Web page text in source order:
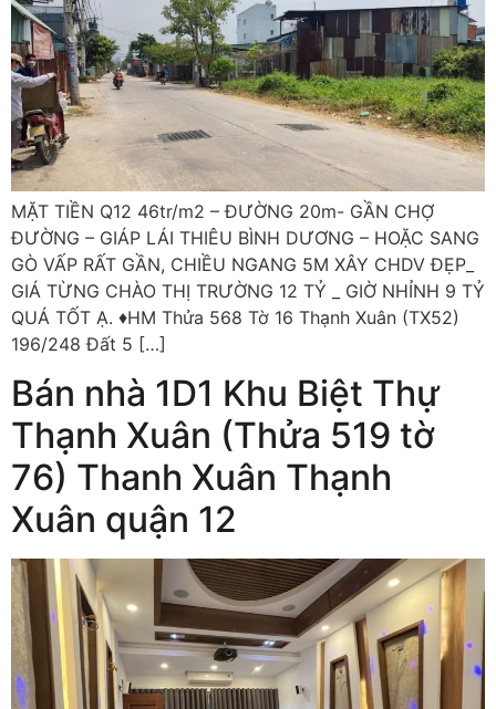
MẶT TIỀN Q12 46tr/m2 – ĐƯỜNG 20m- GẦN CHỢ
ĐƯỜNG – GIÁP LÁI THIÊU BÌNH DƯƠNG – HOẶC SANG
GÒ VẤP RẤT GẦN, CHIỀU NGANG 5M XÂY CHDV ĐẸP_
GIÁ TỪNG CHÀO THỊ TRƯỜNG 12 TỶ _ GIỜ NHỈNH 9 TỶ
QUÁ TỐT Ạ. ♦️HM Thửa 568 Tờ 16 Thạnh Xuân (TX52)
196/248 Đất 5 […]
Bán nhà 1D1 Khu Biệt Thự
Thạnh Xuân (Thửa 519 tờ
76) Thanh Xuân Thạnh
Xuân quận 12